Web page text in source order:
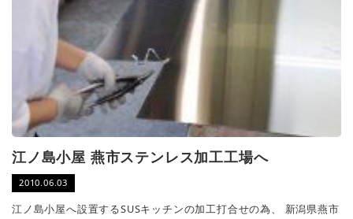
江ノ島小屋 燕市ステンレス加工工場へ
2010.06.03
江ノ島小屋へ設置するSUSキッチンの加工打合せの為、 新潟県燕市